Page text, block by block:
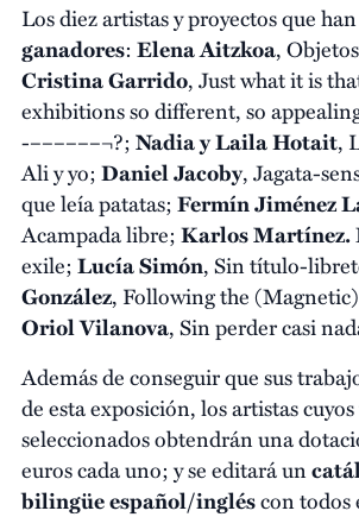
Los diez artistas y proyectos que
ganadores: Elena Aitzkoa,
Cristina Garrido, Just what it is
exhibitions so different, so
-––––––¬?;Nadia y Laila Hotait,
Ali y yo;Daniel Jacoby, Jagata-
que leía patatas;Fermín Jiménez
Acampada libre;Karlos Martínez.
exile;Lucía Simón, Sin título-
González, Following the
Oriol Vilanova, Sin perder casi
Además de conseguir que sus
de esta exposición, los artistas
seleccionados obtendrán una
euros cada uno; y se editará un
bilingüe español/ingléscon todos